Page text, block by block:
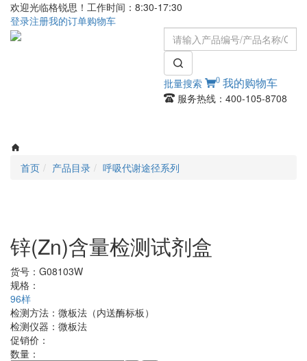
欢迎光临格锐思！工作时间：8:30-17:30
登录注册我的订单购物车
批量搜索 0 我的购物车
服务热线：400-105-8708
首页 产品目录 呼吸代谢途径系列
锌(Zn)含量检测试剂盒
货号： G08103W
规格：
96样
检测方法： 微板法（内送酶标板）
检测仪器： 微板法
促销价：
数量：